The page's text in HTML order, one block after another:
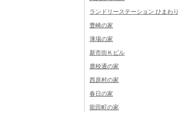
ランドリーステーション ひまわり
豊崎の家
薄場の家
新市街Ｋビル
鹿校通の家
西原村の家
春日の家
龍田町の家